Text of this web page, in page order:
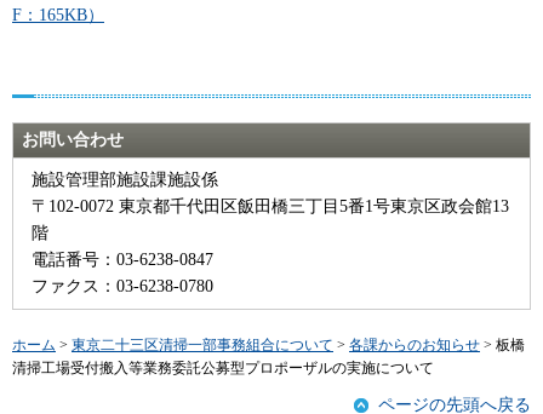
F：165KB）
お問い合わせ
施設管理部施設課施設係
〒102-0072 東京都千代田区飯田橋三丁目5番1号東京区政会館13
階
電話番号：03-6238-0847
ファクス：03-6238-0780
ホーム > 東京二十三区清掃一部事務組合について > 各課からのお知らせ > 板橋
清掃工場受付搬入等業務委託公募型プロポーザルの実施について
ページの先頭へ戻る